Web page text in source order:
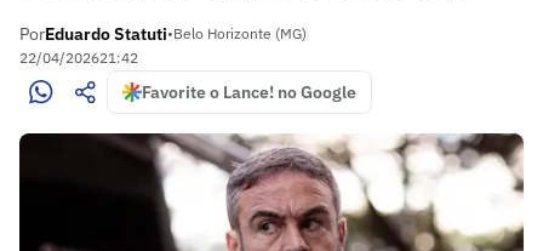
PorEduardo Statuti•Belo Horizonte (MG)
22/04/202621:42
Favorite o Lance! no Google